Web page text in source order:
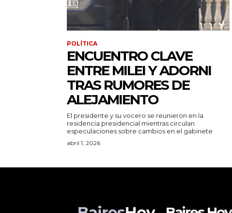
POLÍTICA
ENCUENTRO CLAVE
ENTRE MILEI Y ADORNI
TRAS RUMORES DE
ALEJAMIENTO
El presidente y su vocero se reunieron en la
residencia presidencial mientras circulan
especulaciones sobre cambios en el gabinete
abril 1, 2026